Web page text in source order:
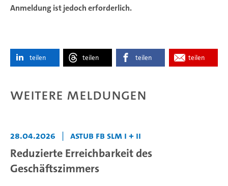
Anmeldung ist jedoch erforderlich.
teilen teilen teilen teilen
Weitere Meldungen
28.04.2026 | AStuB FB SLM I + II
Reduzierte Erreichbarkeit des
Geschäftszimmers